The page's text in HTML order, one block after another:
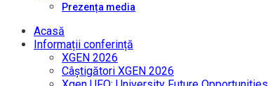
Prezența media
Acasă
Informații conferință
XGEN 2026
Câștigători XGEN 2026